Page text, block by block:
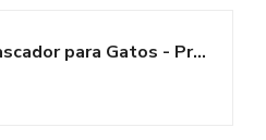
Navaris Rascador para Gatos - Protector para Esquina de sofá o sillón -...